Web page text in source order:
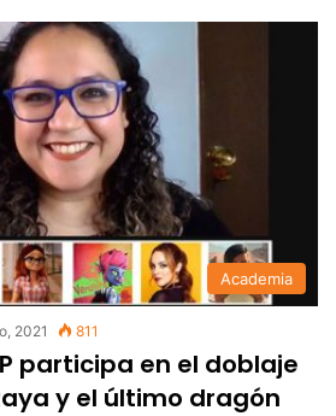
Academia
2021 811
participa en el doblaje
y el último dragón